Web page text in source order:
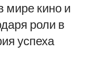
мире кино и
роли в
успеха